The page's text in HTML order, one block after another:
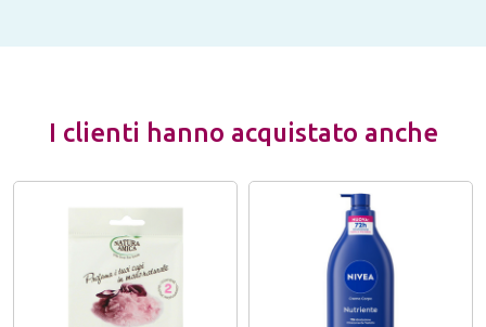
I clienti hanno acquistato anche